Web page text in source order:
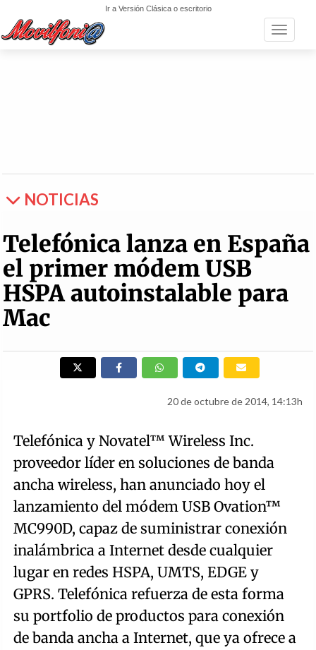
Ir a Versión Clásica o escritorio
Toggle
NOTICIAS
Telefónica lanza en España
el primer módem USB
HSPA autoinstalable para
Mac
20 de octubre de 2014, 14:13h
Telefónica y Novatel™ Wireless Inc.
proveedor líder en soluciones de banda
ancha wireless, han anunciado hoy el
lanzamiento del módem USB Ovation™
MC990D, capaz de suministrar conexión
inalámbrica a Internet desde cualquier
lugar en redes HSPA, UMTS, EDGE y
GPRS. Telefónica refuerza de esta forma
su portfolio de productos para conexión
de banda ancha a Internet, que ya ofrece a